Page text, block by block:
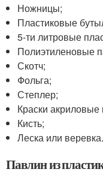
Ножницы;
Пластиковые
5-ти литровые
Полиэтиленовые
Скотч;
Фольга;
Степлер;
Краски акриловые
Кисть;
Леска или веревка.
Павлин из